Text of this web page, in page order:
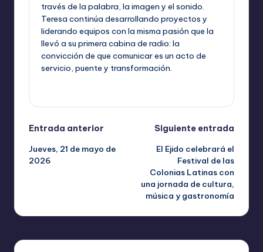
través de la palabra, la imagen y el sonido.
Teresa continúa desarrollando proyectos y
liderando equipos con la misma pasión que la
llevó a su primera cabina de radio: la
convicción de que comunicar es un acto de
servicio, puente y transformación.
Navegación
de
Entrada anterior
Jueves, 21 de mayo de
2026
Siguiente entrada
El Ejido celebrará el
Festival de las
Colonias Latinas con
una jornada de cultura,
música y gastronomía